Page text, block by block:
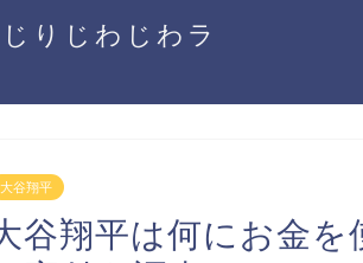
りじわじわラ
大谷翔平
谷翔平は何にお金